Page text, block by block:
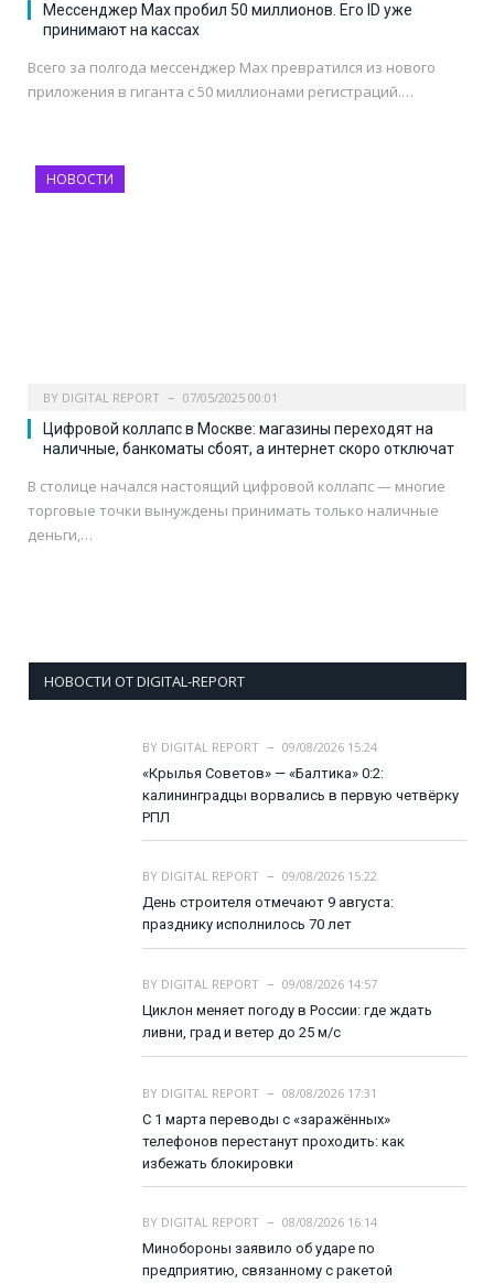
Мессенджер Max пробил 50 миллионов. Его ID уже
принимают на кассах
Всего за полгода мессенджер Max превратился из нового
приложения в гиганта с 50 миллионами регистраций.…
НОВОСТИ
BY DIGITAL REPORT 07/05/2025 00:01
Цифровой коллапс в Москве: магазины переходят на
наличные, банкоматы сбоят, а интернет скоро отключат
В столице начался настоящий цифровой коллапс — многие
торговые точки вынуждены принимать только наличные
деньги,…
НОВОСТИ ОТ DIGITAL-REPORT
BY DIGITAL REPORT
09/08/2026 15:24
«Крылья Советов» — «Балтика» 0:2:
калининградцы ворвались в первую четвёрку
РПЛ
BY DIGITAL REPORT
09/08/2026 15:22
День строителя отмечают 9 августа:
празднику исполнилось 70 лет
BY DIGITAL REPORT
09/08/2026 14:57
Циклон меняет погоду в России: где ждать
ливни, град и ветер до 25 м/с
BY DIGITAL REPORT
08/08/2026 17:31
С 1 марта переводы с «заражённых»
телефонов перестанут проходить: как
избежать блокировки
BY DIGITAL REPORT
08/08/2026 16:14
Минобороны заявило об ударе по
предприятию, связанному с ракетой